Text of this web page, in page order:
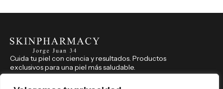
Cuida tu piel con ciencia y resultados. Productos
exclusivos para una piel más saludable.
914 350 541